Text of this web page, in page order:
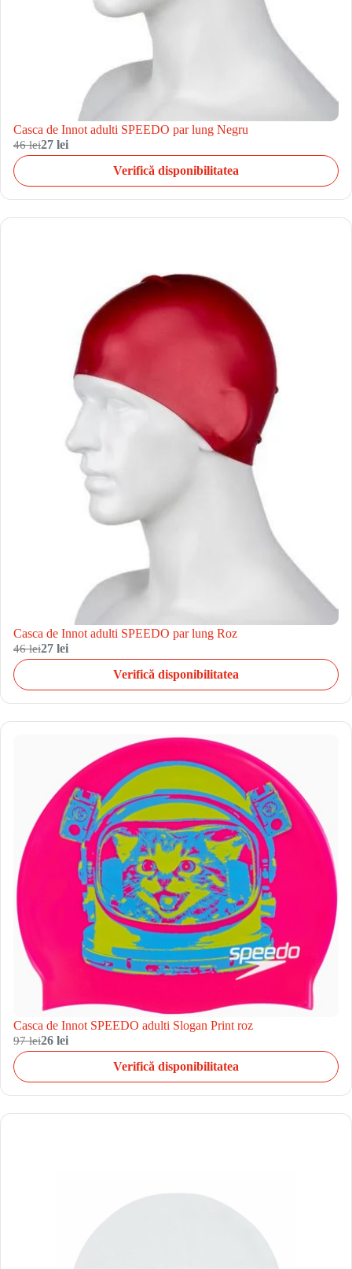
Casca de Innot adulti SPEEDO par lung Negru
46 lei27 lei
Verifică disponibilitatea
Casca de Innot adulti SPEEDO par lung Roz
46 lei27 lei
Verifică disponibilitatea
Casca de Innot SPEEDO adulti Slogan Print roz
97 lei26 lei
Verifică disponibilitatea